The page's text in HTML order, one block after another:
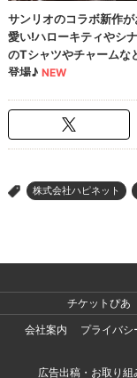
> 株式会社ハピネット
チケットぴあ
会社案内
プライバシ
広告出稿・お取り